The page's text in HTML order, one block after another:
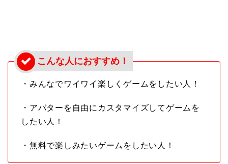
・みんなでワイワイ楽しくゲームをしたい人！
・アバターを自由にカスタマイズしてゲームを
したい人！
・無料で楽しみたいゲームをしたい人！